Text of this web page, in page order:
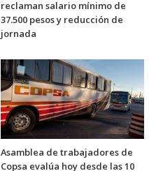
reclaman salario mínimo de
37.500 pesos y reducción de
jornada
Asamblea de trabajadores de
Copsa evalúa hoy desde las 10